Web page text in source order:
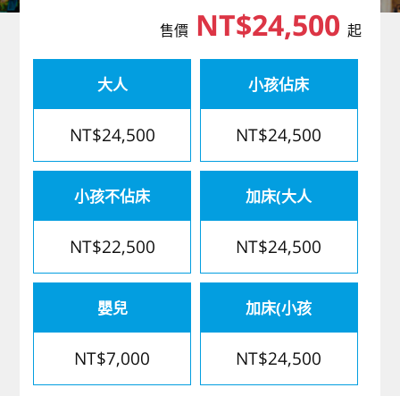
售價NT$24,500 起
大人
NT$24,500
小孩佔床
NT$24,500
小孩不佔床
NT$22,500
加床(大人
NT$24,500
嬰兒
NT$7,000
加床(小孩
NT$24,500